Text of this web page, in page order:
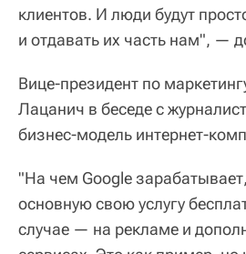
клиентов. И люди будут
и отдавать их часть нам", —
Вице-президент по
Лацанич в беседе с
бизнес-модель интернет-
"На чем Google
основную свою услугу
случае — на рекламе и